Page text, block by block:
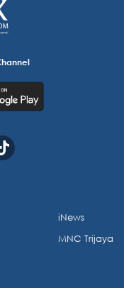
iNews
MNC Trijaya